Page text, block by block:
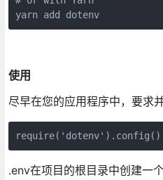
yarn add dotenv
使用
尽早在您的应用程序中，要求
require('dotenv').config()
.env在项目的根目录中创建一